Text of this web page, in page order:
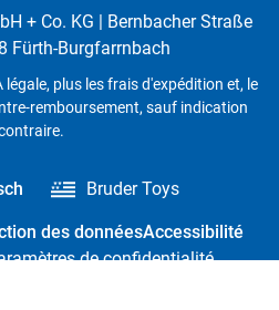
+ Co. KG | Bernbacher Straße
Fürth-Burgfarrnbach
légale, plus les frais d'expédition et, le
remboursement, sauf indication
Bruder Toys
des donnéesAccessibilité
de confidentialité